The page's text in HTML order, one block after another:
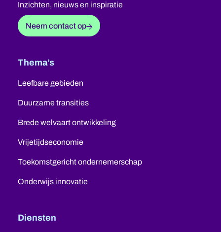
Inzichten, nieuws en inspiratie
Neem contact op
Thema’s
Leefbare gebieden
Duurzame transities
Brede welvaart ontwikkeling
Vrijetijdseconomie
Toekomstgericht ondernemerschap
Onderwijs innovatie
Diensten